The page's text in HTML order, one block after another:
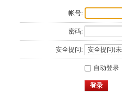
帐号:
密码:
安全提问:
自动登录
登录